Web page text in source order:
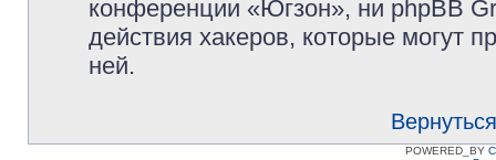
конференции «Югзон», ни phpBB
действия хакеров, которые могут
ней.
POWERED_BY